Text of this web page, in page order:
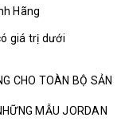
Hãng
giá trị dưới
CHO TOÀN BỘ SẢN
MẪU JORDAN